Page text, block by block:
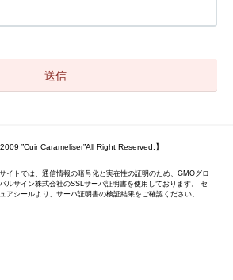
”Cuir Carameliser”All Right Reserved.】
イトでは、通信情報の暗号化と実在性の証明のため、GMOグロ
ルサイン株式会社のSSLサーバ証明書を使用しております。 セ
アシールより、サーバ証明書の検証結果をご確認ください。